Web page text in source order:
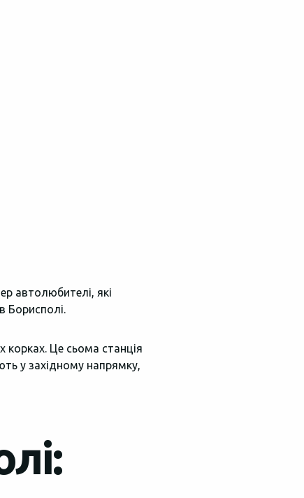
автолюбителі, які
Борисполі.
корках. Це сьома станція
у західному напрямку,